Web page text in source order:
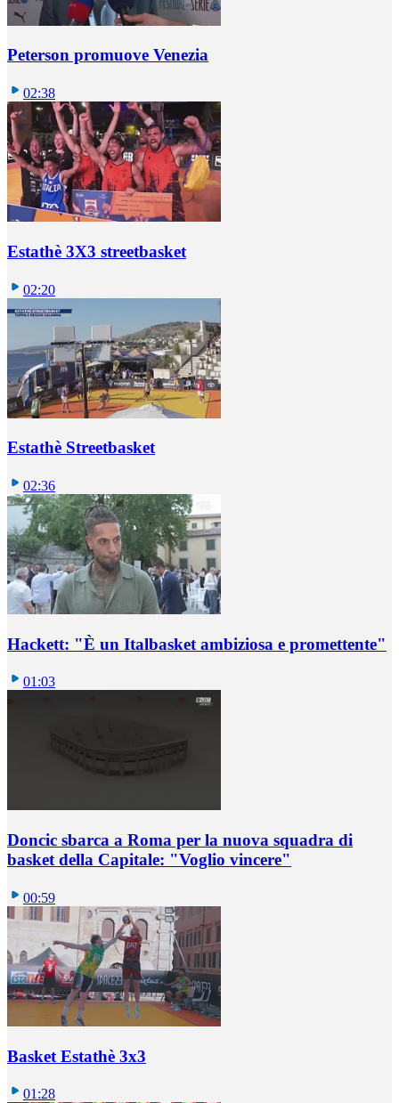
Peterson promuove Venezia
02:38
Estathè 3X3 streetbasket
02:20
Estathè Streetbasket
02:36
Hackett: "È un Italbasket ambiziosa e promettente"
01:03
Doncic sbarca a Roma per la nuova squadra di
basket della Capitale: "Voglio vincere"
00:59
Basket Estathè 3x3
01:28